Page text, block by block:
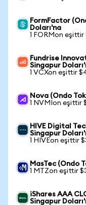
FormFactor
Doları'na
1 FORMon eşittir
Fundrise
Singapur
1 VCXon eşittir
Nova (Ondo
1 NVMIon eşittir
HIVE Digital
Singapur
1 HIVEon eşittir
MasTec (Ondo
1 MTZon eşittir
iShares AAA
Singapur